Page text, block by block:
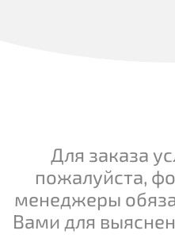
Для заказа
пожалуйста,
менеджеры
Вами для